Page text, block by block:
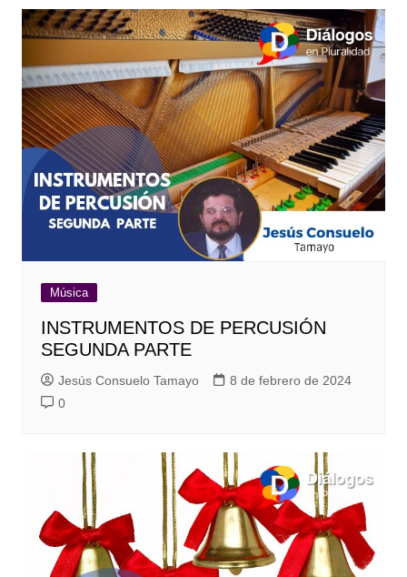
Música
INSTRUMENTOS DE PERCUSIÓN
SEGUNDA PARTE
Jesús Consuelo Tamayo
8 de febrero de 2024
0